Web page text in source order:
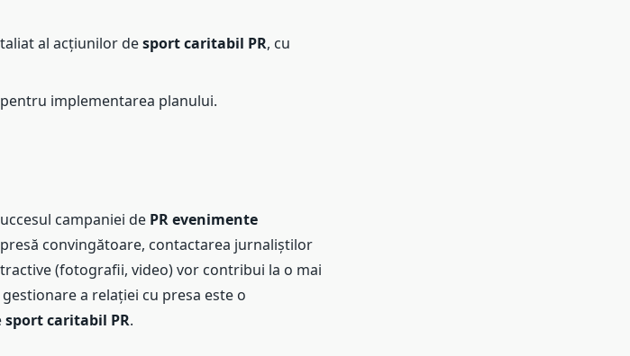
al acțiunilor desport caritabil PR, cu
implementarea planului.
campaniei de PR evenimente
convingătoare, contactarea jurnaliștilor
(fotografii, video) vor contribui la o mai
a relației cu presa este o
sport caritabil PR.